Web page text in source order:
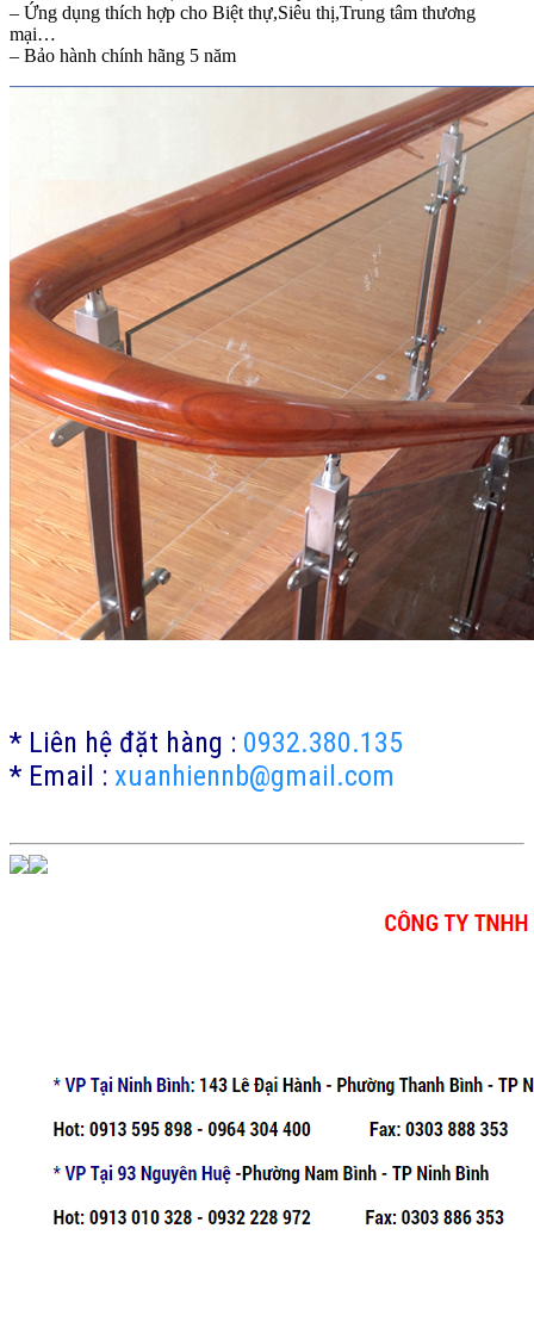
– Ứng dụng thích hợp cho Biệt thự,Siêu thị,Trung tâm thương
mại…
– Bảo hành chính hãng 5 năm
* Liên hệ đặt hàng : 0932.380.135
* Email : xuanhiennb@gmail.com